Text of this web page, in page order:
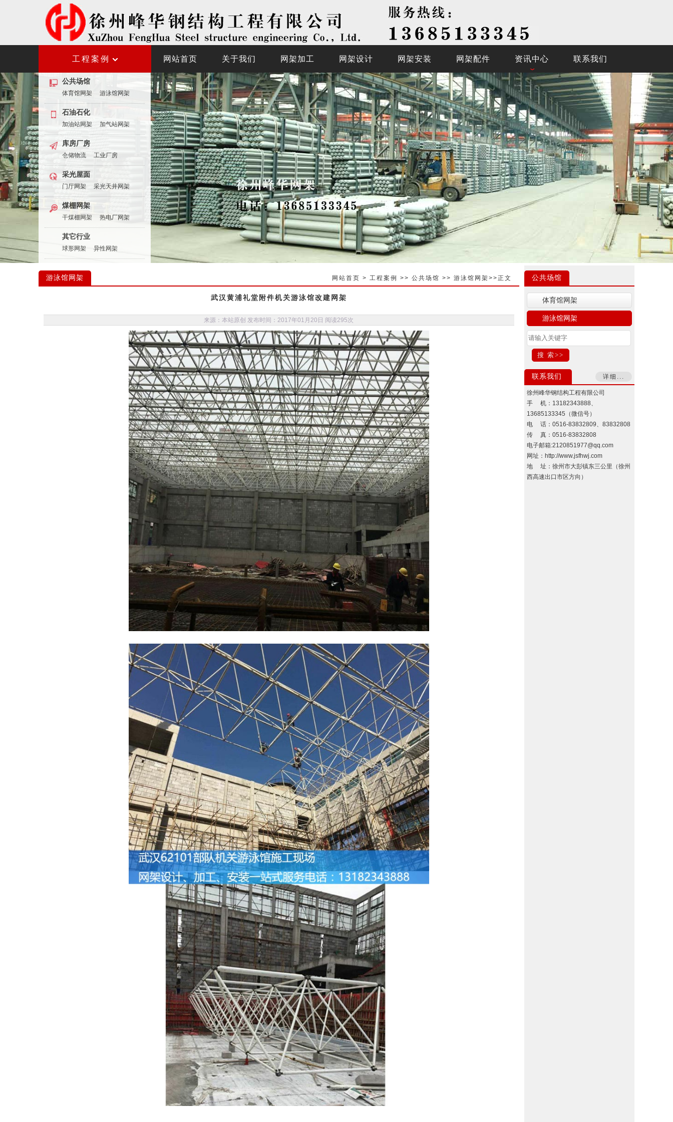
工程案例
公共场馆
体育馆网架 游泳馆网架
石油石化
加油站网架 加气站网架
库房厂房
仓储物流 工业厂房
采光屋面
门厅网架 采光天井网架
煤棚网架
干煤棚网架 热电厂网架
其它行业
球形网架 异性网架
网站首页 关于我们 网架加工 网架设计 网架安装 网架配件 资讯中心 联系我们
游泳馆网架 网站首页 > 工程案例 >> 公共场馆 >> 游泳馆网架>>正文
武汉黄浦礼堂附件机关游泳馆改建网架
来源：本站原创 发布时间：2017年01月20日 阅读295次
公共场馆
体育馆网架
游泳馆网架
联系我们 详细...
徐州峰华钢结构工程有限公司
手 机：13182343888、
13685133345（微信号）
电 话：0516-83832809、83832808
传 真：0516-83832808
电子邮箱:2120851977@qq.com
网址： http://www.jsfhwj.com
地 址：徐州市大彭镇东三公里（徐州
西高速出口市区方向）